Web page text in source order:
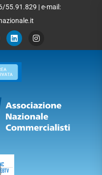
55.91.829 | e-mail: